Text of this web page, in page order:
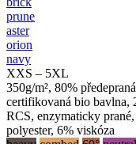
prune
aster
orion
navy
XXS – 5XL
350g/m², 80%
certifikovaná bio bavlna,
RCS, enzymaticky
polyester, 6% viskóza